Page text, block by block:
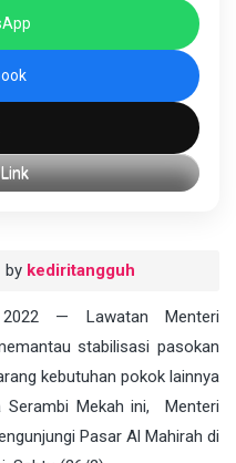
by kediritangguh
— Lawatan Menteri
stabilisasi pasokan
kebutuhan pokok lainnya
Mekah ini, Menteri
Pasar Al Mahirah di